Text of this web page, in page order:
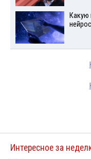
Какую
Интересное за